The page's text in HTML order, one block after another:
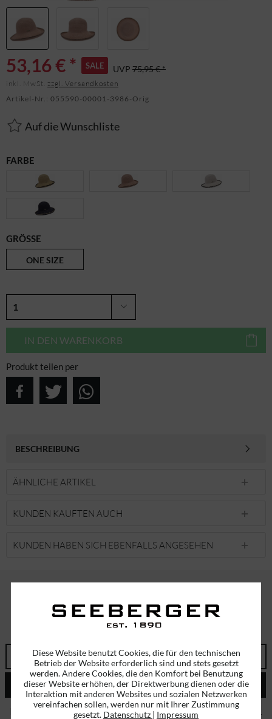
53,16 € * SALE UVP 75,95 € *
inkl. MwSt. zzgl. Versandkosten
Artikel-Nr.: 055590-00001-3986-Orig
Auf die Wunschliste
FARBE
GRÖSSE
ONE SIZE
IN DEN WARENKORB
Produkt teilen per
BESCHREIBUNG
ÄHNLICHE ARTIKEL
KUNDEN KAUFTEN AUCH
KUNDEN HABEN SICH EBENFALLS ANGESEHEN
ABONNIEREN SIE UNSEREN NEWSLETTER!
ERHALTEN SIE EINMALIG EINEN 5 EURO GUTSCHEIN
ABSENDEN
Ich habe dieDatenschutzbestimmungenzur Kenntnis genommen.
Diese Website benutzt Cookies, die für den technischen
Betrieb der Website erforderlich sind und stets gesetzt
werden. Andere Cookies, die den Komfort bei Benutzung
dieser Website erhöhen, der Direktwerbung dienen oder die
Interaktion mit anderen Websites und sozialen Netzwerken
vereinfachen sollen, werden nur mit Ihrer Zustimmung
gesetzt. Datenschutz | Impressum